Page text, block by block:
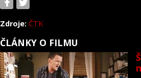
Zdroje: ČTK
ČLÁNKY O FILMU